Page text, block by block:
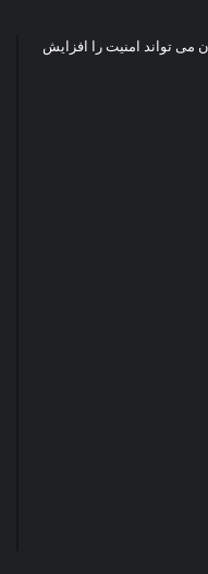
می تواند امنیت را افزایش